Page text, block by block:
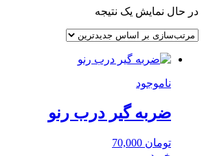
در حال نمایش یک نتیجه
ناموجود
ضربه گیر درب رنو
تومان